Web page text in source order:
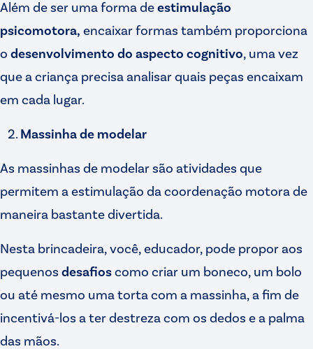
Além de ser uma forma deestimulação
psicomotora, encaixar formas também proporciona
o desenvolvimento do aspecto cognitivo , uma vez
que a criança precisa analisar quais peças encaixam
em cada lugar.
Massinha de modelar
As massinhas de modelar são atividades que
permitem a estimulação da coordenação motora de
maneira bastante divertida.
Nesta brincadeira, você, educador, pode propor aos
pequenos desafioscomo criar um boneco, um bolo
ou até mesmo uma torta com a massinha, a fim de
incentivá-los a ter destreza com os dedos e a palma
das mãos.